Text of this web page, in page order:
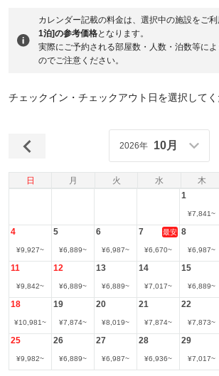
カレンダー記載の料金は、選択中の施設をご
1泊]の参考価格となります。
実際にご予約される部屋数・人数・泊数等に
のでご注意ください。
チェックイン・チェックアウト日を選択して
日 月 火 水 木
2026年 10月
1
¥7,841~
4
¥9,927~
5
¥6,889~
6
¥6,987~
7 最安
¥6,670~
8
¥6,987~
11
¥9,842~
12
¥6,889~
13
¥6,889~
14
¥7,017~
15
¥6,889~
18
¥10,981~
19
¥7,874~
20
¥8,019~
21
¥7,874~
22
¥7,873~
25
¥9,982~
26
¥6,889~
27
¥6,987~
28
¥6,936~
29
¥7,017~